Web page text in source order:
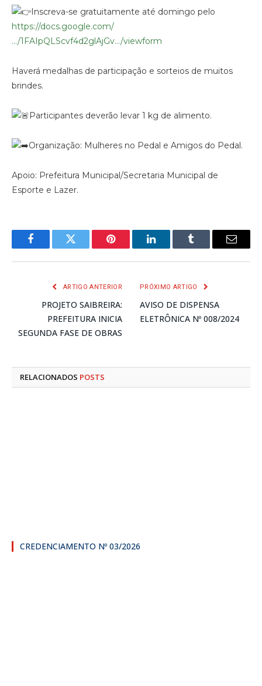
Inscreva-se gratuitamente até domingo pelo
https://docs.google.com/
…/1FAIpQLScvf4d2glAjGv…/viewform
Haverá medalhas de participação e sorteios de muitos
brindes.
Participantes deverão levar 1 kg de alimento.
Organização: Mulheres no Pedal e Amigos do Pedal.
Apoio: Prefeitura Municipal/Secretaria Municipal de
Esporte e Lazer.
FacebookTwitter Pinterest LinkedInTumblr
E-
ARTIGO ANTERIOR
PROJETO SAIBREIRA:
PREFEITURA INICIA
SEGUNDA FASE DE OBRAS
PRÓXIMO ARTIGO
AVISO DE DISPENSA
ELETRÔNICA Nº 008/2024
RELACIONADOS POSTS
CREDENCIAMENTO Nº 03/2026